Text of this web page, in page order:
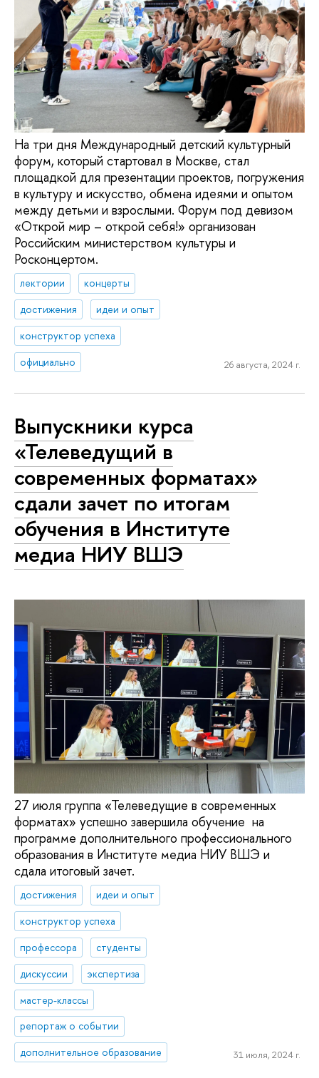
На три дня Международный детский культурный
форум, который стартовал в Москве, стал
площадкой для презентации проектов, погружения
в культуру и искусство, обмена идеями и опытом
между детьми и взрослыми. Форум под девизом
«Открой мир – открой себя!» организован
Российским министерством культуры и
Росконцертом.
лектории
концерты
достижения
идеи и опыт
конструктор успеха
официально
26 августа, 2024 г.
Выпускники курса
«Телеведущий в
современных форматах»
сдали зачет по итогам
обучения в Институте
медиа НИУ ВШЭ
27 июля группа «Телеведущие в современных
форматах» успешно завершила обучение на
программе дополнительного профессионального
образования в Институте медиа НИУ ВШЭ и
сдала итоговый зачет.
достижения
идеи и опыт
конструктор успеха
профессора
студенты
дискуссии
экспертиза
мастер-классы
репортаж о событии
дополнительное образование
31 июля, 2024 г.